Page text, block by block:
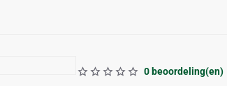
0 beoordeling(en)